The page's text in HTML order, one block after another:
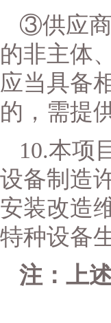
③供应商
的非主体
应当具备
的，需提
10.本项
设备制造
安装改造
特种设备
注：上述